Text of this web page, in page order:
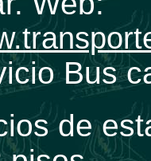
Bus
de